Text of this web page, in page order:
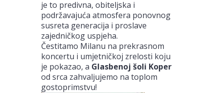
je to predivna, obiteljska i
podržavajuća atmosfera ponovnog
susreta generacija i proslave
zajedničkog uspjeha.
Čestitamo Milanu na prekrasnom
koncertu i umjetničkoj zrelosti koju
je pokazao, a Glasbenoj šoli Koper
od srca zahvaljujemo na toplom
gostoprimstvu!